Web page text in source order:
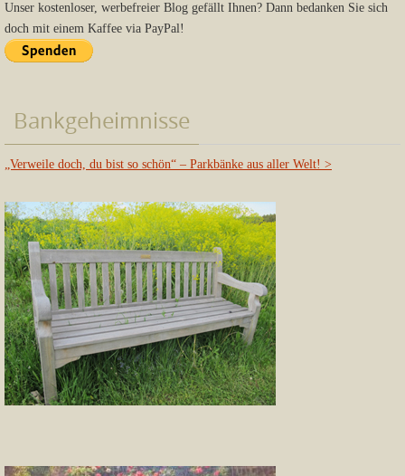
Unser kostenloser, werbefreier Blog gefällt Ihnen? Dann bedanken Sie sich
doch mit einem Kaffee via PayPal!
Bankgeheimnisse
„Verweile doch, du bist so schön“ – Parkbänke aus aller Welt! >